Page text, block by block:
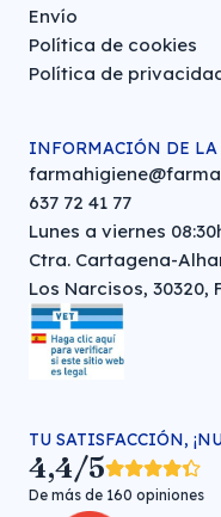
Envío
Política de cookies
Política de
INFORMACIÓN DE
637 72 41 77
Lunes a viernes
Ctra. Cartagena-
Los Narcisos, 30320,
TU SATISFACCIÓN,
4,4/5
De más de 160 opiniones